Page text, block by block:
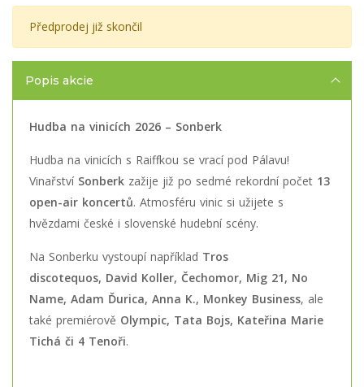
Předprodej již skončil
Popis akcie
Hudba na vinicích 2026 – Sonberk
Hudba na vinicích s Raiffkou se vrací pod Pálavu!
Vinařství Sonberk zažije již po sedmé rekordní počet 13
open-air koncertů. Atmosféru vinic si užijete s
hvězdami české i slovenské hudební scény.
Na Sonberku vystoupí například Tros
discotequos, David Koller, Čechomor, Mig 21, No
Name, Adam Ďurica, Anna K., Monkey Business, ale
také premiérově Olympic, Tata Bojs, Kateřina Marie
Tichá či 4 Tenoři.